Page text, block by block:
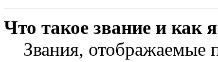
Что такое звание и как
Звания,